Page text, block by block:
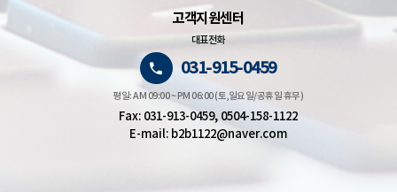
고객지원센터
대표전화
031-915-0459
평일: AM 09:00 ~ PM 06:00 (토,일요일/공휴일 휴무)
Fax: 031-913-0459, 0504-158-1122
E-mail: b2b1122@naver.com